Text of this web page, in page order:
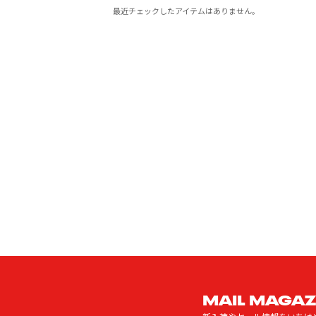
最近チェックしたアイテムはありません。
MAIL